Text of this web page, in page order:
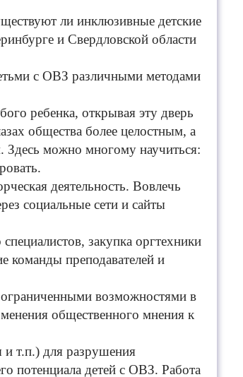
ли инклюзивные детские
и Свердловской области
с ОВЗ различными методами
ребенка, открывая эту дверь
общества более целостным, а
можно многому научиться:
деятельность. Вовлечь
социальные сети и сайты
закупка оргтехники
команды преподавателей и
ограниченными возможностями в
общественного мнения к
и т.п.) для разрушения
потенциала детей с ОВЗ. Работа